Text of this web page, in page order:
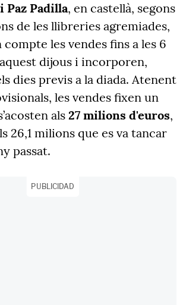
Paz Padilla, en castellà, segons
de les llibreries agremiades,
les vendes fins a les 6
dijous i incorporen,
dies previs a la diada. Atenent
les vendes fixen un
als 27 milions d'euros,
26,1 milions que es va tancar
passat.
PUBLICIDAD